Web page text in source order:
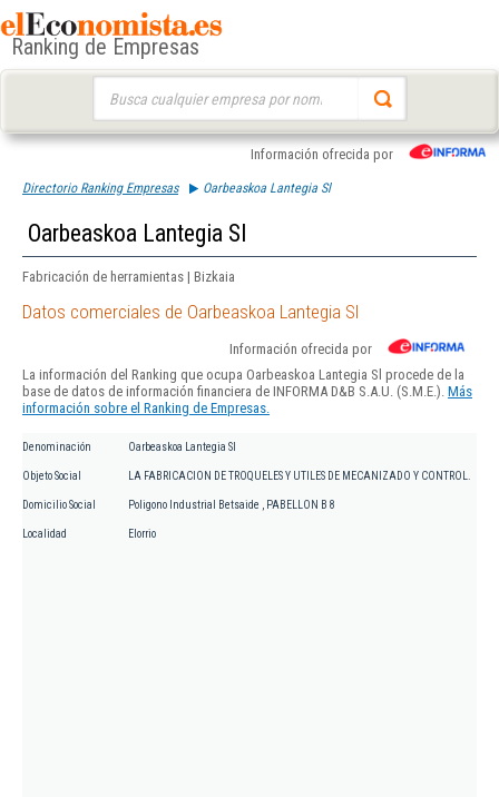
Ranking de Empresas
Información ofrecida por
Directorio Ranking Empresas Oarbeaskoa Lantegia Sl
Oarbeaskoa Lantegia Sl
Fabricación de herramientas | Bizkaia
Datos comerciales de Oarbeaskoa Lantegia Sl
Información ofrecida por
La información del Ranking que ocupa Oarbeaskoa Lantegia Sl procede de la
base de datos de información financiera de INFORMA D&B S.A.U. (S.M.E.). Más
información sobre el Ranking de Empresas.
Denominación Oarbeaskoa Lantegia Sl
Objeto Social LA FABRICACION DE TROQUELES Y UTILES DE MECANIZADO Y CONTROL.
Domicilio Social Poligono Industrial Betsaide , PABELLON B 8
Localidad Elorrio